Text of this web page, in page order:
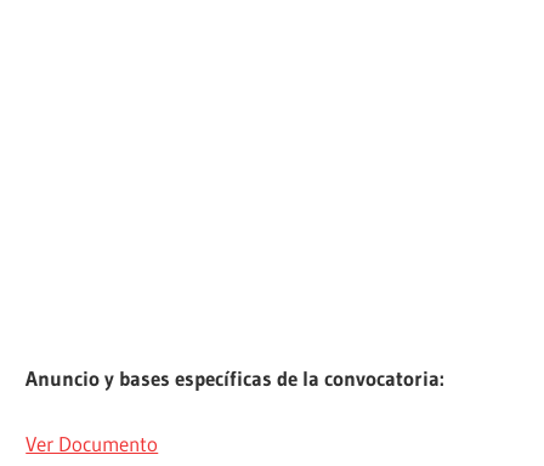
Anuncio y bases específicas de la convocatoria:
Ver Documento